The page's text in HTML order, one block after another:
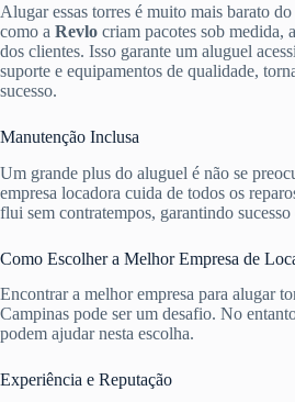
Alugar essas torres é muito mais barato
como a Revlo criam pacotes sob medida,
dos clientes. Isso garante um aluguel
suporte e equipamentos de qualidade,
sucesso.
Manutenção Inclusa
Um grande plus do aluguel é não se
empresa locadora cuida de todos os
flui sem contratempos, garantindo
Como Escolher a Melhor Empresa de
Encontrar a melhor empresa para alugar
Campinas pode ser um desafio. No
podem ajudar nesta escolha.
Experiência e Reputação